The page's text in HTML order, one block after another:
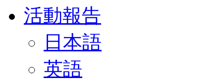
活動報告
日本語
英語